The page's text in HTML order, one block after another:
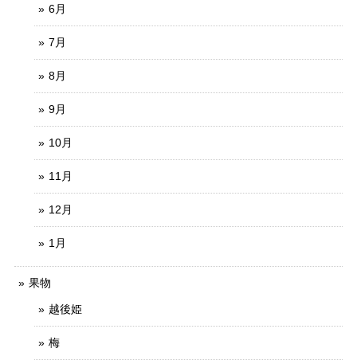
6月
7月
8月
9月
10月
11月
12月
1月
果物
越後姫
梅